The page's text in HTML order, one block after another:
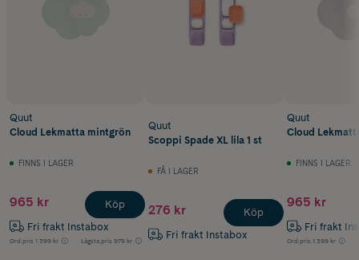
Quut
Cloud Lekmatta mintgrön
FINNS I LAGER
965 kr
Fri frakt Instabox
Ord.pris 1 399 kr Lägsta pris 979 kr
Köp
Quut
Scoppi Spade XL lila 1 st
FÅ I LAGER
276 kr
Fri frakt Instabox
Köp
Quut
Cloud
FINNS I LAGER
965 kr
Fri frakt
Ord.pris 1 399 kr